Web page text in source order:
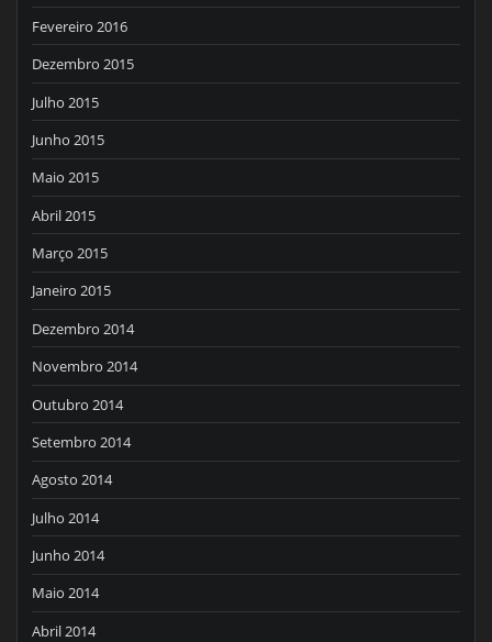
Fevereiro 2016
Dezembro 2015
Julho 2015
Junho 2015
Maio 2015
Abril 2015
Março 2015
Janeiro 2015
Dezembro 2014
Novembro 2014
Outubro 2014
Setembro 2014
Agosto 2014
Julho 2014
Junho 2014
Maio 2014
Abril 2014